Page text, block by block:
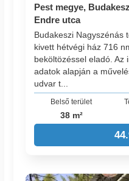
Pest megye,
Endre utca
Budakeszi Nagyszénás
kivett hétvégi ház 716
beköltözéssel eladó. Az
adatok alapján a
udvar t...
Belső terület
38 m²